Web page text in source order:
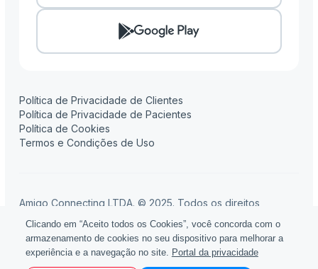
Amigo Clinic
Amigo Contábil
Política de Privacidade de Clientes
Política de Privacidade de Pacientes
Política de Cookies
Termos e Condições de Uso
Amigo Connecting LTDA. © 2025. Todos os direitos
Rua Fidêncio Ramos, 100, 16º andar, Edifício Setin Tower
Vila Olímpia, São Paulo, SP - 04551-010
CNPJ: 42.882.386/0001-52
Clicando em “Aceito todos os Cookies”, você concorda com o
armazenamento de cookies no seu dispositivo para melhorar a
experiência e a navegação no site. Portal da privacidade